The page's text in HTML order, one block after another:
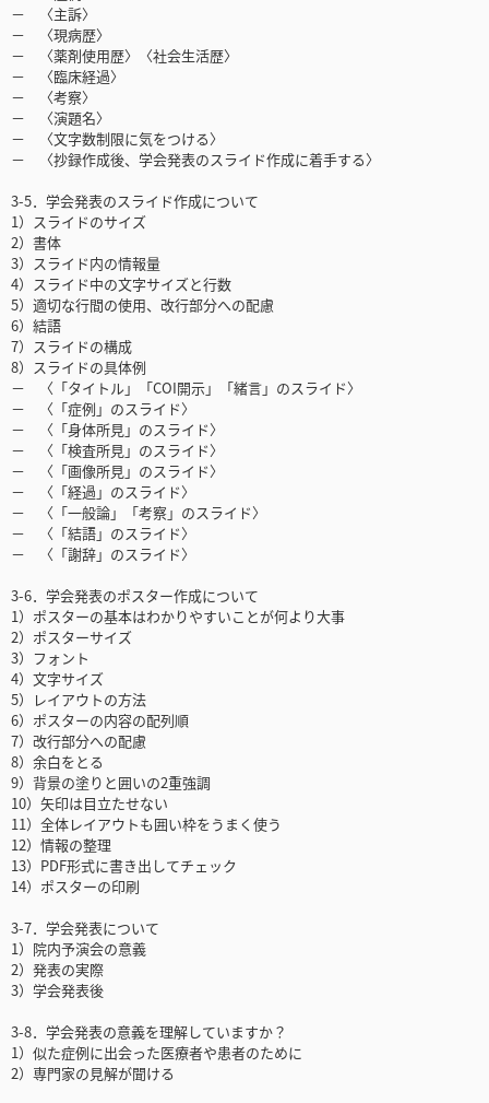
－ 〈主訴〉
－ 〈現病歴〉
－ 〈薬剤使用歴〉〈社会生活歴〉
－ 〈臨床経過〉
－ 〈考察〉
－ 〈演題名〉
－ 〈文字数制限に気をつける〉
－ 〈抄録作成後、学会発表のスライド作成に着手する〉
3-5．学会発表のスライド作成について
1）スライドのサイズ
2）書体
3）スライド内の情報量
4）スライド中の文字サイズと行数
5）適切な行間の使用、改行部分への配慮
6）結語
7）スライドの構成
8）スライドの具体例
－ 〈「タイトル」「COI開示」「緒言」のスライド〉
－ 〈「症例」のスライド〉
－ 〈「身体所見」のスライド〉
－ 〈「検査所見」のスライド〉
－ 〈「画像所見」のスライド〉
－ 〈「経過」のスライド〉
－ 〈「一般論」「考察」のスライド〉
－ 〈「結語」のスライド〉
－ 〈「謝辞」のスライド〉
3-6．学会発表のポスター作成について
1）ポスターの基本はわかりやすいことが何より大事
2）ポスターサイズ
3）フォント
4）文字サイズ
5）レイアウトの方法
6）ポスターの内容の配列順
7）改行部分への配慮
8）余白をとる
9）背景の塗りと囲いの2重強調
10）矢印は目立たせない
11）全体レイアウトも囲い枠をうまく使う
12）情報の整理
13）PDF形式に書き出してチェック
14）ポスターの印刷
3-7．学会発表について
1）院内予演会の意義
2）発表の実際
3）学会発表後
3-8．学会発表の意義を理解していますか？
1）似た症例に出会った医療者や患者のために
2）専門家の見解が聞ける